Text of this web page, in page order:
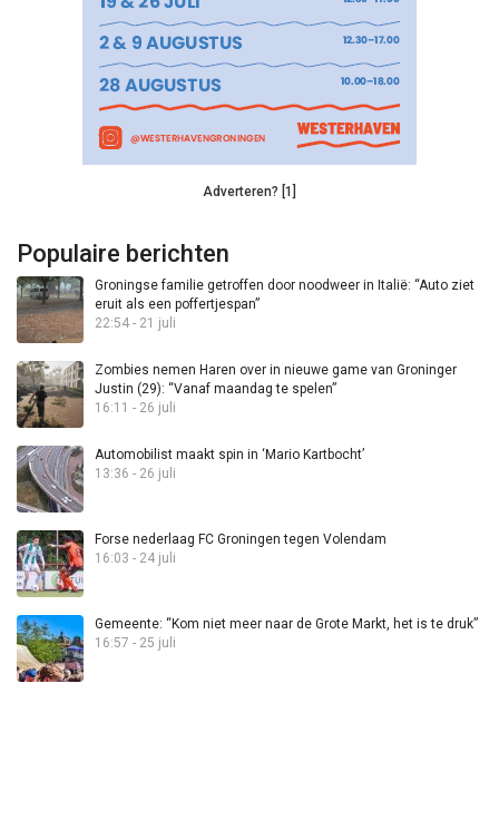
Adverteren? [1]
Populaire berichten
Groningse familie getroffen door noodweer in Italië: “Auto ziet
eruit als een poffertjespan”
22:54 - 21 juli
Zombies nemen Haren over in nieuwe game van Groninger
Justin (29): “Vanaf maandag te spelen”
16:11 - 26 juli
Automobilist maakt spin in ‘Mario Kartbocht’
13:36 - 26 juli
Forse nederlaag FC Groningen tegen Volendam
16:03 - 24 juli
Gemeente: “Kom niet meer naar de Grote Markt, het is te druk”
16:57 - 25 juli